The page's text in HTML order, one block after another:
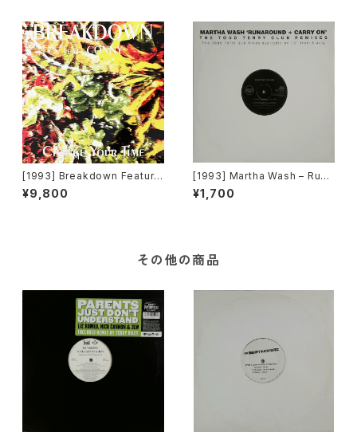
[1993] Breakdown Featurin
g Conny – Change Your Ti
me [Out]
¥9,800
[1993] Martha Wash – Runa
round + Carry On (The Tod
d Terry Club Remixes) [RC
¥1,700
その他の商品